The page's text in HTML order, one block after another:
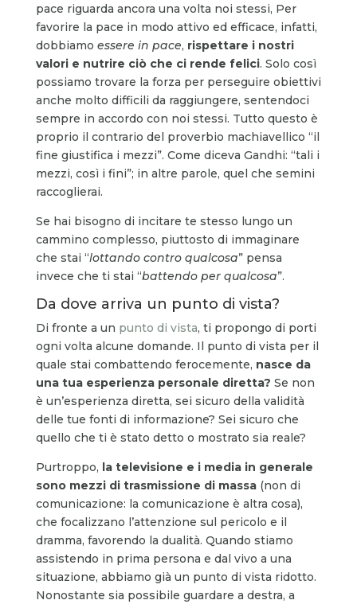
pace riguarda ancora una volta noi stessi, Per
favorire la pace in modo attivo ed efficace, infatti,
dobbiamo essere in pace, rispettare i nostri
valori e nutrire ciò che ci rende felici. Solo così
possiamo trovare la forza per perseguire obiettivi
anche molto difficili da raggiungere, sentendoci
sempre in accordo con noi stessi. Tutto questo è
proprio il contrario del proverbio machiavellico “il
fine giustifica i mezzi”. Come diceva Gandhi: “tali i
mezzi, così i fini”; in altre parole, quel che semini
raccoglierai.
Se hai bisogno di incitare te stesso lungo un
cammino complesso, piuttosto di immaginare
che stai “lottando contro qualcosa” pensa
invece che ti stai “battendo per qualcosa”.
Da dove arriva un punto di vista?
Di fronte a un punto di vista, ti propongo di porti
ogni volta alcune domande. Il punto di vista per il
quale stai combattendo ferocemente, nasce da
una tua esperienza personale diretta? Se non
è un’esperienza diretta, sei sicuro della validità
delle tue fonti di informazione? Sei sicuro che
quello che ti è stato detto o mostrato sia reale?
Purtroppo, la televisione e i media in generale
sono mezzi di trasmissione di massa(non di
comunicazione: la comunicazione è altra cosa),
che focalizzano l’attenzione sul pericolo e il
dramma, favorendo la dualità. Quando stiamo
assistendo in prima persona e dal vivo a una
situazione, abbiamo già un punto di vista ridotto.
Nonostante sia possibile guardare a destra, a